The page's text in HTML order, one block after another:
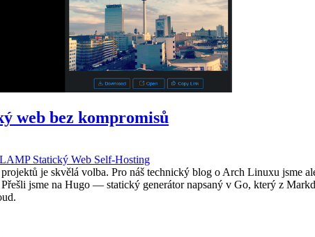
web bez kompromisů
LAMP Statický Web Self-Hosting
projektů je skvělá volba. Pro náš technický blog o Arch Linuxu
jsme na Hugo — statický generátor napsaný v Go, který z